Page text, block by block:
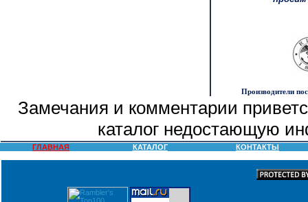
Производители
Замечания и комментарии
каталог недостающую
ГЛАВНАЯ КАТАЛОГ КОНТАКТЫ